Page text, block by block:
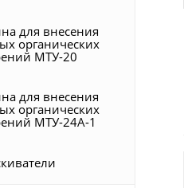
для внесения
органических
МТУ-20
для внесения
органических
МТУ-24А-1